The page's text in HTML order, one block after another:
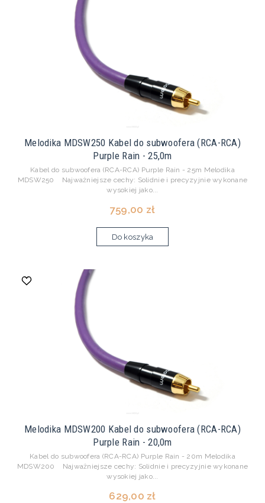
Melodika MDSW250 Kabel do subwoofera (RCA-RCA)
Purple Rain - 25,0m
Kabel do subwoofera (RCA-RCA) Purple Rain - 25m Melodika
MDSW250 Najważniejsze cechy: Solidnie i precyzyjnie wykonane
wysokiej jako...
759,00 zł
Do koszyka
Melodika MDSW200 Kabel do subwoofera (RCA-RCA)
Purple Rain - 20,0m
Kabel do subwoofera (RCA-RCA) Purple Rain - 20m Melodika
MDSW200 Najważniejsze cechy: Solidnie i precyzyjnie wykonane
wysokiej jako...
629,00 zł